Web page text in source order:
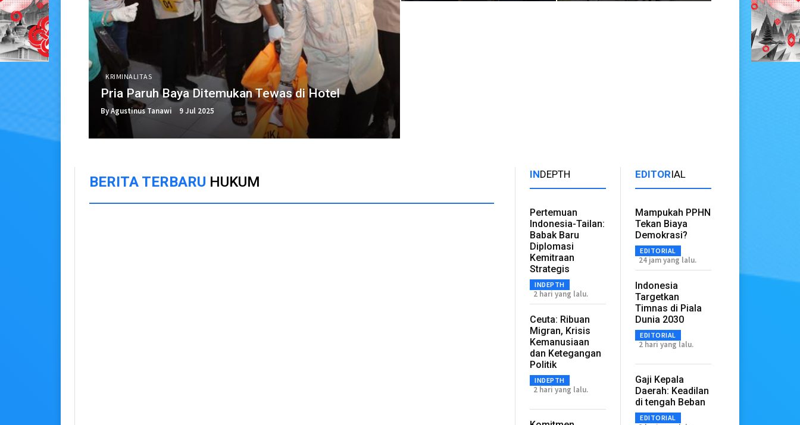
KRIMINALITAS
Pria Paruh Baya Ditemukan Tewas di Hotel
By Agustinus Tanawi 9 Jul 2025
BERITA TERBARU HUKUM INDEPTH
Pertemuan
Indonesia-Tailan:
Babak Baru
Diplomasi
Kemitraan
Strategis
INDEPTH
2 hari yang lalu.
Ceuta: Ribuan
Migran, Krisis
Kemanusiaan
dan Ketegangan
Politik
INDEPTH
2 hari yang lalu.
EDITORIAL
Mampukah PPHN
Tekan Biaya
Demokrasi?
EDITORIAL
24 jam yang lalu.
Indonesia
Targetkan
Timnas di Piala
Dunia 2030
EDITORIAL
2 hari yang lalu.
Gaji Kepala
Daerah: Keadilan
di tengah Beban
EDITORIAL